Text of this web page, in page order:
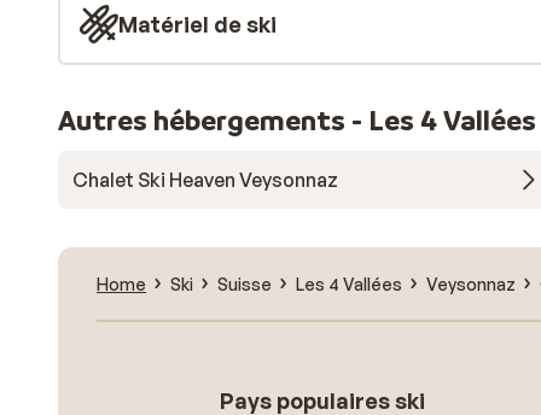
Matériel de ski
Autres hébergements - Les 4 Vallées
Chalet Ski Heaven Veysonnaz
Home Ski Suisse Les 4 Vallées Veysonnaz
Pays populaires ski